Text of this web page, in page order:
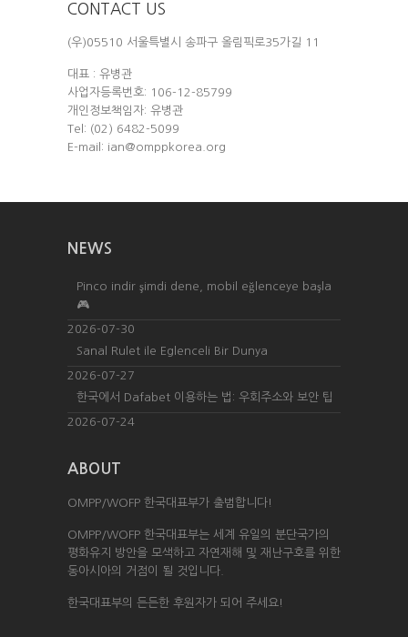
CONTACT US
(우)05510 서울특별시 송파구 올림픽로35가길 11
대표 : 유병관
사업자등록번호: 106-12-85799
개인정보책임자: 유병관
Tel: (02) 6482-5099
E-mail: ian@omppkorea.org
NEWS
Pinco indir şimdi dene, mobil eğlenceye başla
🎮
2026-07-30
Sanal Rulet ile Eglenceli Bir Dunya
2026-07-27
한국에서 Dafabet 이용하는 법: 우회주소와 보안 팁
2026-07-24
ABOUT
OMPP/WOFP 한국대표부가 출범합니다!
OMPP/WOFP 한국대표부는 세계 유일의 분단국가의
평화유지 방안을 모색하고 자연재해 및 재난구호를 위한
동아시아의 거점이 될 것입니다.
한국대표부의 든든한 후원자가 되어 주세요!